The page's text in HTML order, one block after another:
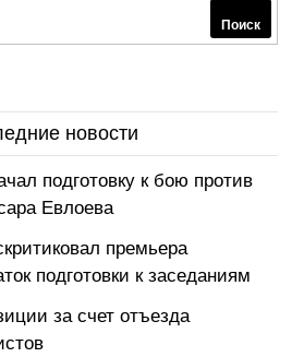
Поиск
новости
подготовку к бою против
Евлоева
премьера
подготовки к заседаниям
за счет отъезда